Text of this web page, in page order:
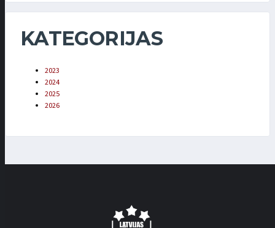
KATEGORIJAS
2023
2024
2025
2026